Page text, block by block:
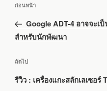
เรื่อง
เรื่อง
หน้า
ก่อนหน้า
Google ADT-4 อาจจะเ
สำหรับนักพัฒนา
เรื่อง
ถัด
ถัดไป
รีวิว : เครื่องแกะสลักเลเซอร์